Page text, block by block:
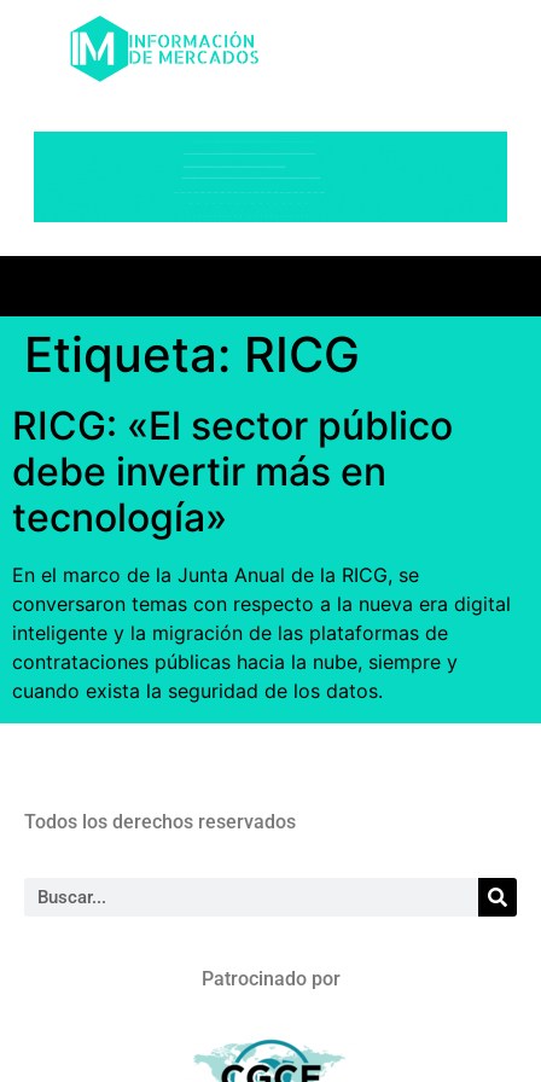
Etiqueta: RICG
RICG: «El sector público
debe invertir más en
tecnología»
En el marco de la Junta Anual de la RICG, se
conversaron temas con respecto a la nueva era digital
inteligente y la migración de las plataformas de
contrataciones públicas hacia la nube, siempre y
cuando exista la seguridad de los datos.
Todos los derechos reservados
Patrocinado por